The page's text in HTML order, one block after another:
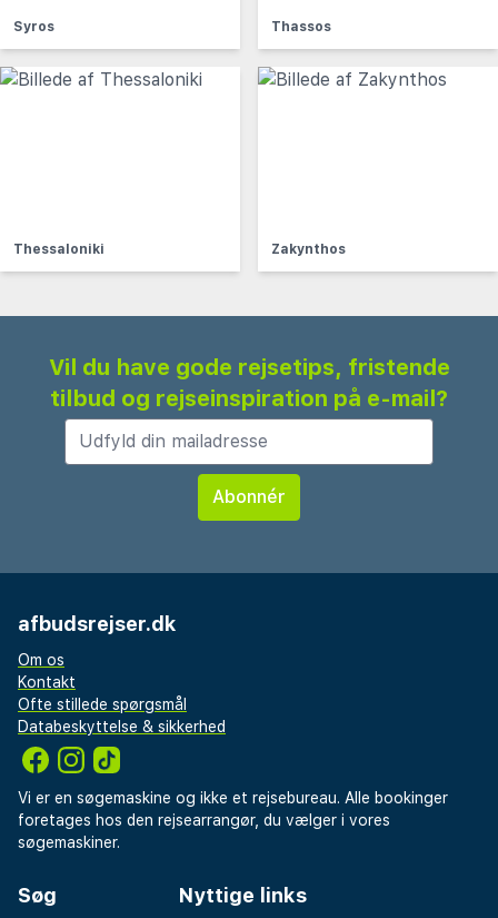
Syros Thassos
Thessaloniki Zakynthos
Vil du have gode rejsetips, fristende
tilbud og rejseinspiration på e-mail?
afbudsrejser.dk
Om os
Kontakt
Ofte stillede spørgsmål
Databeskyttelse & sikkerhed
Vi er en søgemaskine og ikke et rejsebureau. Alle bookinger
foretages hos den rejsearrangør, du vælger i vores
søgemaskiner.
Søg Nyttige links